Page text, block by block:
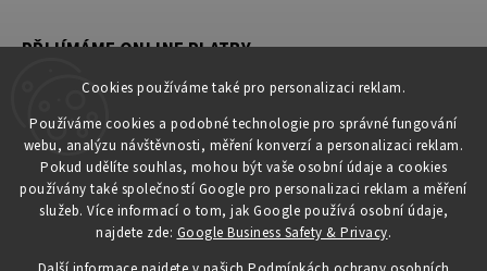
Cookies používáme také pro personalizaci reklam.
Používáme cookies a podobné technologie pro správné fungování
webu, analýzu návštěvnosti, měření konverzí a personalizaci reklam.
Pokud udělíte souhlas, mohou být vaše osobní údaje a cookies
používány také společností Google pro personalizaci reklam a měření
služeb. Více informací o tom, jak Google používá osobní údaje,
najdete zde: Google Business Safety & Privacy.
PŘIJÍMÁME ONLINE PLATBY
KONTAKT
obchod @petromila.cz
+420704433780 ► při nedostupnosti využijte email